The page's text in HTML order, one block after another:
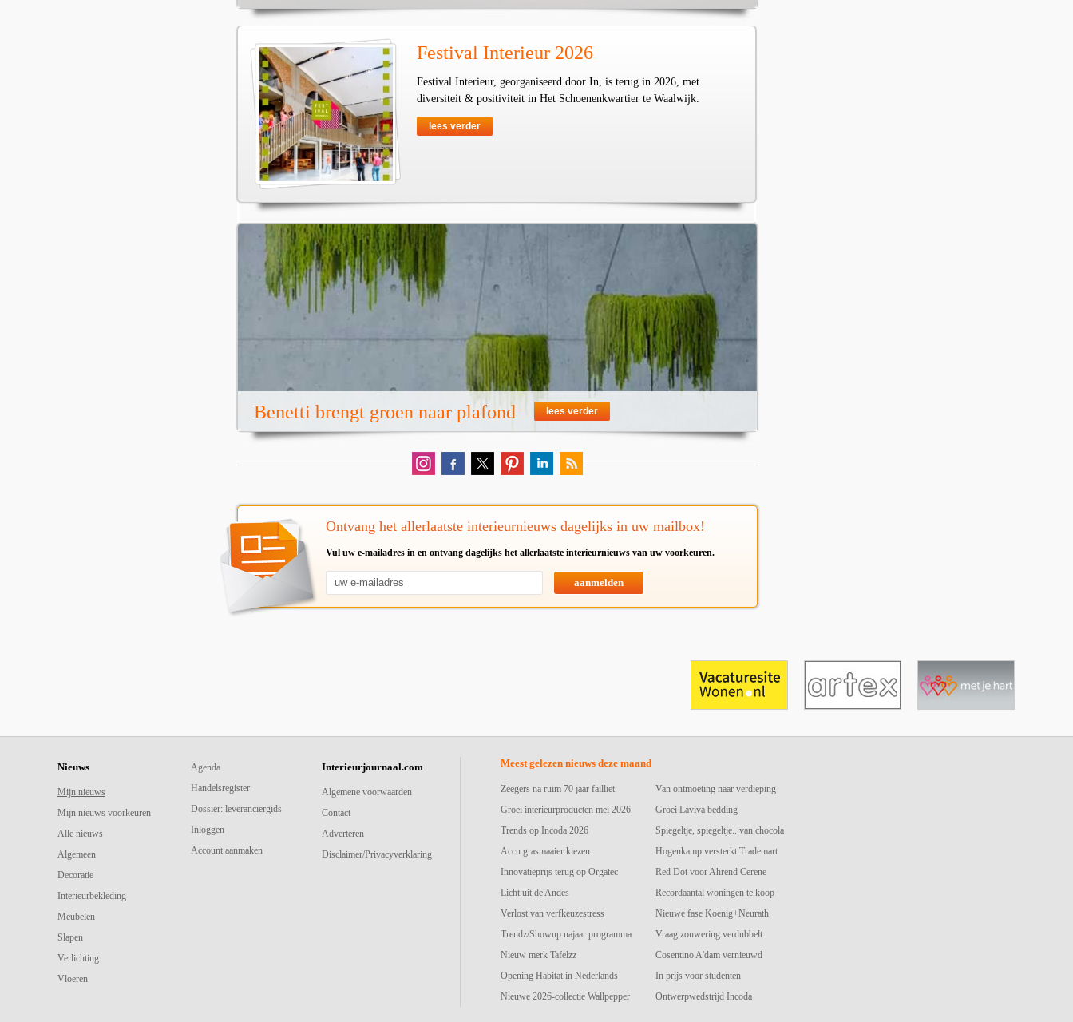
Festival Interieur 2026
Festival Interieur, georganiseerd door In, is terug in 2026, met
diversiteit & positiviteit in Het Schoenenkwartier te Waalwijk.
lees verder
Benetti brengt groen naar plafond lees verder
Ontvang het allerlaatste interieurnieuws dagelijks in uw mailbox!
Vul uw e-mailadres in en ontvang dagelijks het allerlaatste interieurnieuws van uw voorkeuren.
aanmelden
Nieuws
Mijn nieuws
Mijn nieuws voorkeuren
Alle nieuws
Algemeen
Decoratie
Interieurbekleding
Meubelen
Slapen
Verlichting
Vloeren
Agenda
Handelsregister
Dossier: leveranciergids
Inloggen
Account aanmaken
Interieurjournaal.com
Algemene voorwaarden
Contact
Adverteren
Disclaimer/Privacyverklaring
Meest gelezen nieuws deze maand
Zeegers na ruim 70 jaar failliet
Groei interieurproducten mei 2026
Trends op Incoda 2026
Accu grasmaaier kiezen
Innovatieprijs terug op Orgatec
Licht uit de Andes
Verlost van verfkeuzestress
Trendz/Showup najaar programma
Nieuw merk Tafelzz
Opening Habitat in Nederlands
Nieuwe 2026-collectie Wallpepper
Van ontmoeting naar verdieping
Groei Laviva bedding
Spiegeltje, spiegeltje.. van chocola
Hogenkamp versterkt Trademart
Red Dot voor Ahrend Cerene
Recordaantal woningen te koop
Nieuwe fase Koenig+Neurath
Vraag zonwering verdubbelt
Cosentino A'dam vernieuwd
In prijs voor studenten
Ontwerpwedstrijd Incoda